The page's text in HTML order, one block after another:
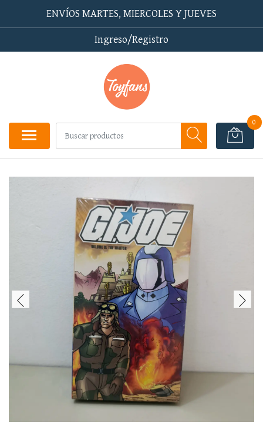
ENVÍOS MARTES, MIERCOLES Y JUEVES
Ingreso/Registro
0